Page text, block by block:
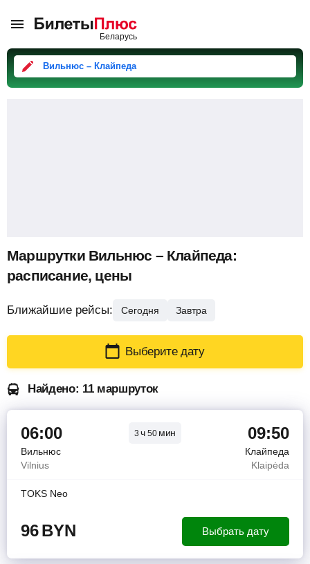
Вильнюс – Клайпеда
Маршрутки Вильнюс – Клайпеда:
расписание, цены
Ближайшие рейсы: Сегодня Завтра
Выберите дату
Найдено: 11 маршруток
06:00 3ч 50 мин 09:50
Вильнюс
Клайпеда
Vilnius
Klaipėda
TOKS Neo
96BYN Выбрать дату